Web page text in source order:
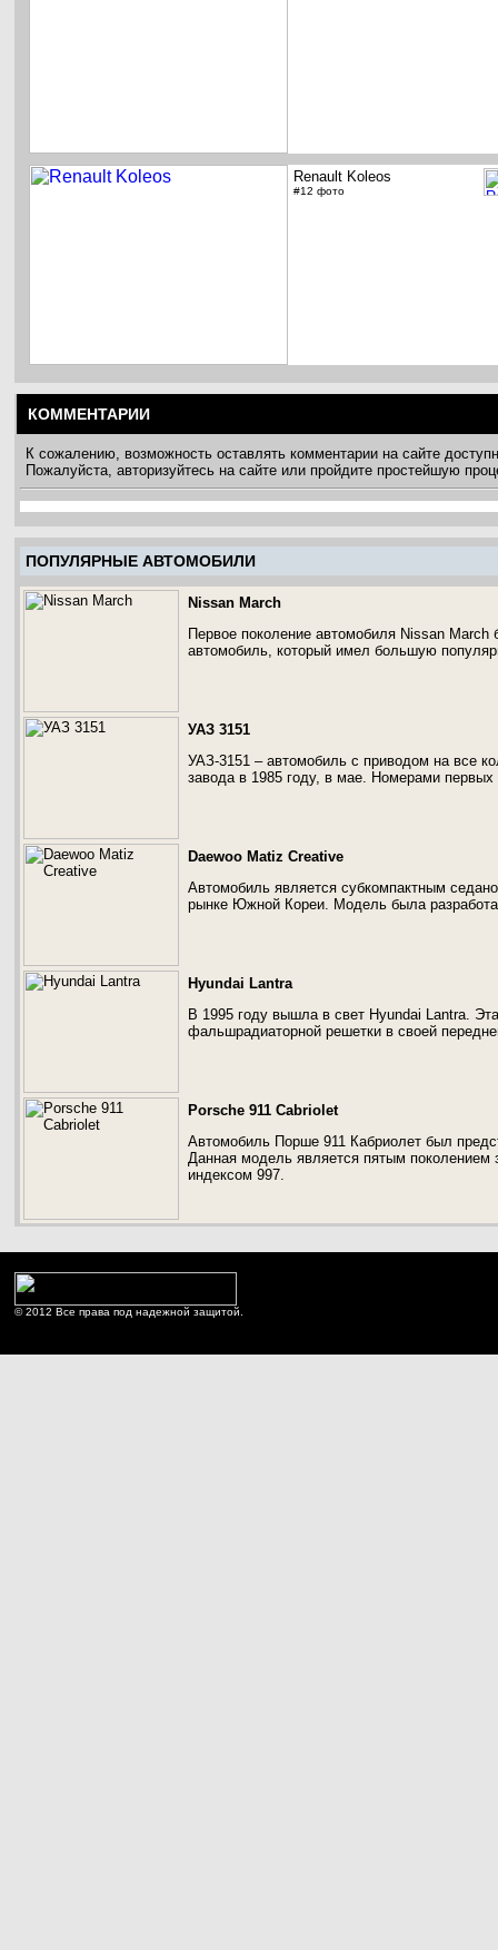
Renault Koleos
#12 фото
КОММЕНТАРИИ
К сожалению, возможность оставлять комментарии на сайте
Пожалуйста, авторизуйтесь на сайте или пройдите простейшую
ПОПУЛЯРНЫЕ АВТОМОБИЛИ
Nissan March
Первое поколение автомобиля Nissan
автомобиль, который имел большую
УАЗ 3151
УАЗ-3151 – автомобиль с приводом на все
завода в 1985 году, в мае. Номерами
Daewoo Matiz Creative
Автомобиль является субкомпактным
рынке Южной Кореи. Модель была
Hyundai Lantra
В 1995 году вышла в свет Hyundai Lantra.
фальшрадиаторной решетки в своей
Porsche 911 Cabriolet
Автомобиль Порше 911 Кабриолет был
Данная модель является пятым поколением
индексом 997.
© 2012 Все права под надежной защитой.